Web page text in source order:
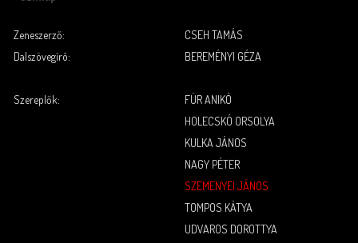
Zeneszerző:
CSEH TAMÁS
Dalszövegíró:
BEREMÉNYI GÉZA
Szereplők:
FÜR ANIKÓ
HOLECSKÓ ORSOLYA
KULKA JÁNOS
NAGY PÉTER
SZEMENYEI JÁNOS
TOMPOS KÁTYA
UDVAROS DOROTTYA